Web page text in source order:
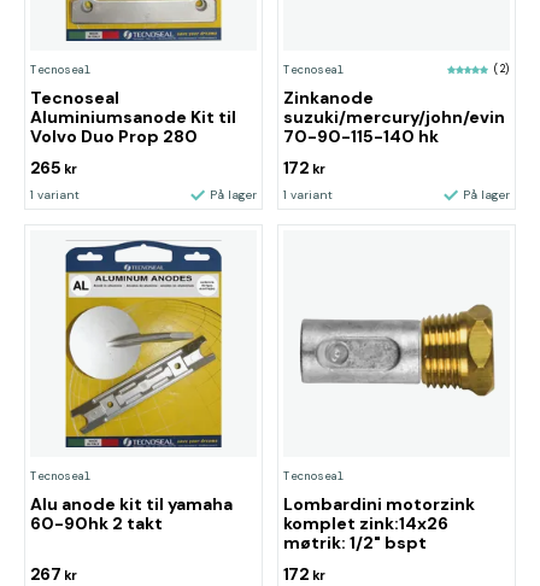
Tecnoseal
Tecnoseal
Aluminiumsanode Kit til
Volvo Duo Prop 280
265 kr
1 variant På lager
Tecnoseal (2)
Zinkanode
suzuki/mercury/john/evin
70-90-115-140 hk
172 kr
1 variant På lager
Tecnoseal
Alu anode kit til yamaha
60-90hk 2 takt
267 kr
Tecnoseal
Lombardini motorzink
komplet zink:14x26
møtrik: 1/2" bspt
172 kr